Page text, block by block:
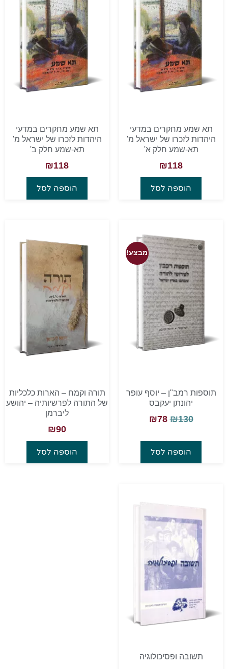
תא שמע מחקרים במדעי
היהדות לזכרו של ישראל מ'
תא-שמע חלק א'
₪118
הוספה לסל
תא שמע מחקרים במדעי
היהדות לזכרו של ישראל מ'
תא-שמע חלק ב'
₪118
הוספה לסל
מבצע!
תוספות רמב"ן – יוסף עופר
יהונתן יעקבס
₪130
₪78
הוספה לסל
תורה וקמח – הארות כלכליות
של התורה לפרשיותיה – יהושע
ליברמן
₪90
הוספה לסל
תשובה ופסיכולוגיה